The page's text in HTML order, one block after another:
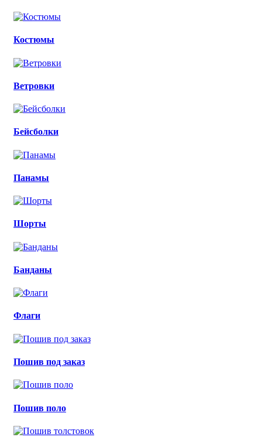
Костюмы
Ветровки
Бейсболки
Панамы
Шорты
Банданы
Флаги
Пошив под заказ
Пошив поло